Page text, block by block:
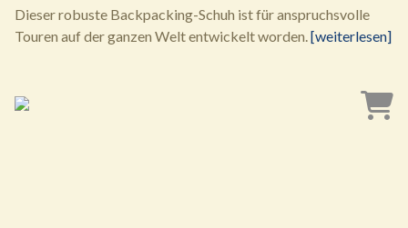
Dieser robuste Backpacking-Schuh ist für anspruchsvolle
Touren auf der ganzen Welt entwickelt worden.[weiterlesen]